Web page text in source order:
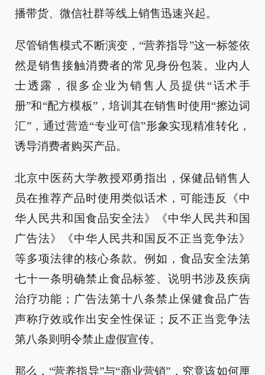
播带货、微信社群等线上销售迅速兴起。
尽管销售模式不断演变，“营养指导”这一标签依
然是销售接触消费者的常见身份包装。业内人
士透露，很多企业为销售人员提供“话术手
册”和“配方模板”，培训其在销售时使用“擦边词
汇”，通过营造“专业可信”形象实现精准转化，
诱导消费者购买产品。
北京中医药大学教授邓勇指出，保健品销售人
员在推荐产品时使用类似话术，可能违反《中
华人民共和国食品安全法》《中华人民共和国
广告法》《中华人民共和国反不正当竞争法》
等多项法律的核心条款。例如，食品安全法第
七十一条明确禁止食品标签、说明书涉及疾病
治疗功能；广告法第十八条禁止保健食品广告
声称疗效或作出安全性保证；反不正当竞争法
第八条则明令禁止虚假宣传。
那么，“营养指导”与“商业营销”，究竟该如何厘